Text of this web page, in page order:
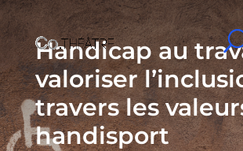
Handicap au
valoriser
travers les
handisport